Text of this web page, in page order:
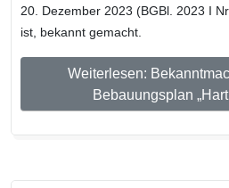
20. Dezember 2023 (BGBl. 2023 I
ist, bekannt gemacht.
Weiterlesen:
Bebauungsplan